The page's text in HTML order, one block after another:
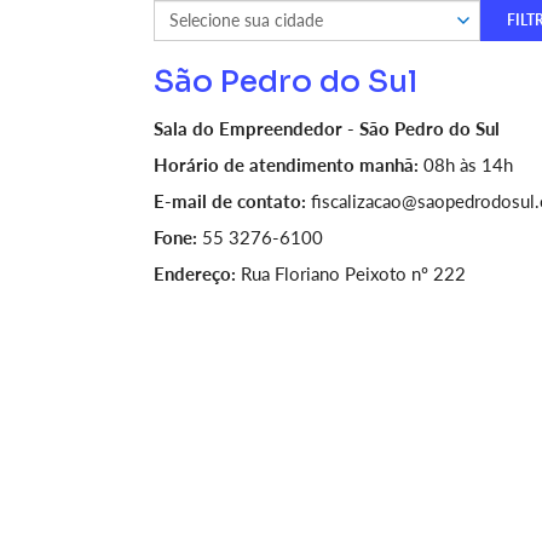
São Pedro do Sul
Sala do Empreendedor - São Pedro do Sul
Horário de atendimento manhã: 08h às 14h
E-mail de contato:
Fone: 55 3276-6100
Endereço: Rua Floriano Peixoto nº 222